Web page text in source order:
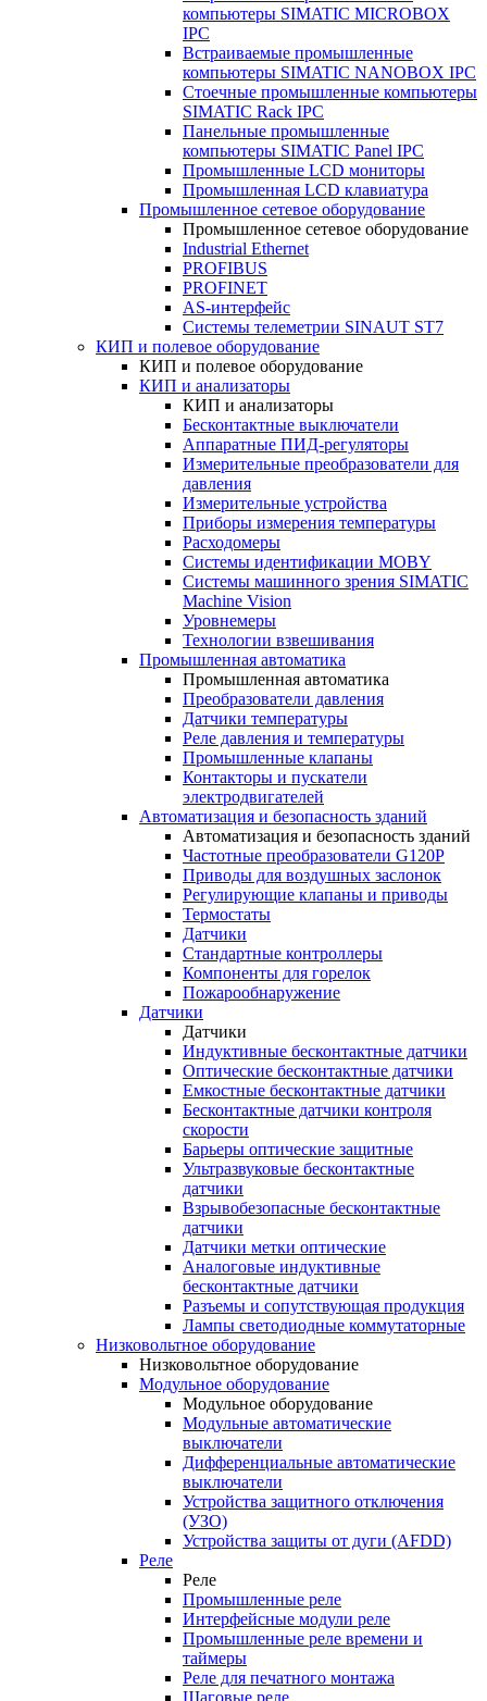
компьютеры SIMATIC MICROBOX
IPC
Встраиваемые промышленные
компьютеры SIMATIC NANOBOX IPC
Стоечные промышленные компьютеры
SIMATIC Rack IPC
Панельные промышленные
компьютеры SIMATIC Panel IPC
Промышленные LCD мониторы
Промышленная LCD клавиатура
Промышленное сетевое оборудование
Промышленное сетевое оборудование
Industrial Ethernet
PROFIBUS
PROFINET
AS-интерфейс
Системы телеметрии SINAUT ST7
КИП и полевое оборудование
КИП и полевое оборудование
КИП и анализаторы
КИП и анализаторы
Бесконтактные выключатели
Аппаратные ПИД-регуляторы
Измерительные преобразователи для
давления
Измерительные устройства
Приборы измерения температуры
Расходомеры
Системы идентификации MOBY
Системы машинного зрения SIMATIC
Machine Vision
Уровнемеры
Технологии взвешивания
Промышленная автоматика
Промышленная автоматика
Преобразователи давления
Датчики температуры
Реле давления и температуры
Промышленные клапаны
Контакторы и пускатели
электродвигателей
Автоматизация и безопасность зданий
Автоматизация и безопасность зданий
Частотные преобразователи G120P
Приводы для воздушных заслонок
Регулирующие клапаны и приводы
Термостаты
Датчики
Стандартные контроллеры
Компоненты для горелок
Пожарообнаружение
Датчики
Датчики
Индуктивные бесконтактные датчики
Оптические бесконтактные датчики
Емкостные бесконтактные датчики
Бесконтактные датчики контроля
скорости
Барьеры оптические защитные
Ультразвуковые бесконтактные
датчики
Взрывобезопасные бесконтактные
датчики
Датчики метки оптические
Аналоговые индуктивные
бесконтактные датчики
Разъемы и сопутствующая продукция
Лампы светодиодные коммутаторные
Низковольтное оборудование
Низковольтное оборудование
Модульное оборудование
Модульное оборудование
Модульные автоматические
выключатели
Дифференциальные автоматические
выключатели
Устройства защитного отключения
(УЗО)
Устройства защиты от дуги (AFDD)
Реле
Реле
Промышленные реле
Интерфейсные модули реле
Промышленные реле времени и
таймеры
Реле для печатного монтажа
Шаговые реле